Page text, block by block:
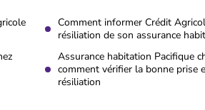
Comment informer Crédit
résiliation de son assurance
Assurance habitation Pacifique
comment vérifier la bonne prise
résiliation